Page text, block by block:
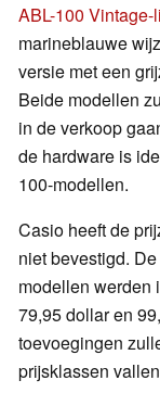
ABL-100 Vintage-
marineblauwe
versie met een
Beide modellen
in de verkoop
de hardware is
100-modellen.
Casio heeft de
niet bevestigd.
modellen werden
79,95 dollar en
toevoegingen
prijsklassen